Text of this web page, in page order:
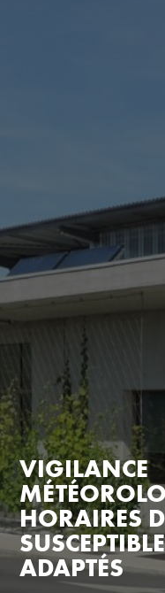
VIGILANCE
HORAIRES
ADAPTÉS